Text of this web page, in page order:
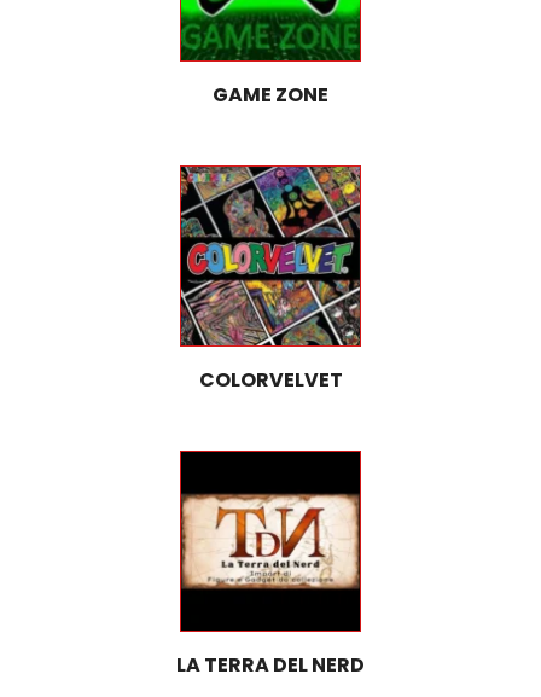
GAME ZONE
COLORVELVET
LA TERRA DEL NERD